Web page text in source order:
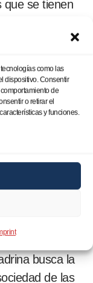
como las
dispositivo. Consentir
de
o retirar el
y funciones.
que se tienen
Agrela, quien
petición de
el
para
uso de todos
busca la
de las